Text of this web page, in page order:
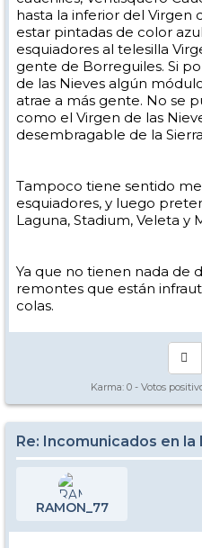
hasta la inferior del Virgen
estar pintadas de color
esquiadores al telesilla
gente de Borreguiles. Si
de las Nieves algún
atrae a más gente. No se
como el Virgen de las
desembragable de la
Tampoco tiene sentido
esquiadores, y luego
Laguna, Stadium, Veleta y
Ya que no tienen nada de
remontes que están
colas.
Karma: 0 - Votos
Re: Incomunicados en la
RAMON_77